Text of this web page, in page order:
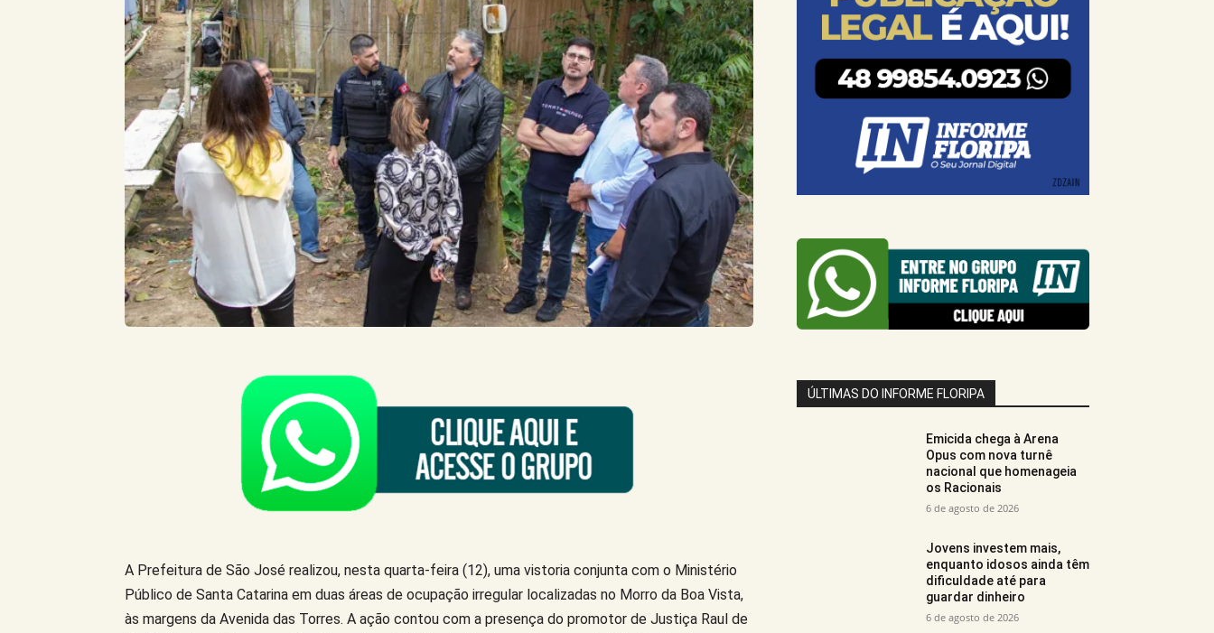
A Prefeitura de São José realizou, nesta quarta-feira (12), uma vistoria conjunta com o Ministério
Público de Santa Catarina em duas áreas de ocupação irregular localizadas no Morro da Boa Vista,
às margens da Avenida das Torres. A ação contou com a presença do promotor de Justiça Raul de
ÚLTIMAS DO INFORME FLORIPA
Emicida chega à Arena
Opus com nova turnê
nacional que homenageia
os Racionais
6 de agosto de 2026
Jovens investem mais,
enquanto idosos ainda têm
dificuldade até para
guardar dinheiro
6 de agosto de 2026